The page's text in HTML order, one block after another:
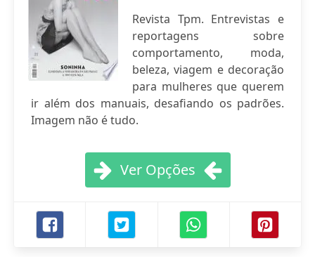
Revista Tpm. Entrevistas e
reportagens sobre
comportamento, moda,
beleza, viagem e decoração
para mulheres que querem
ir além dos manuais, desafiando os padrões.
Imagem não é tudo.
Ver Opções